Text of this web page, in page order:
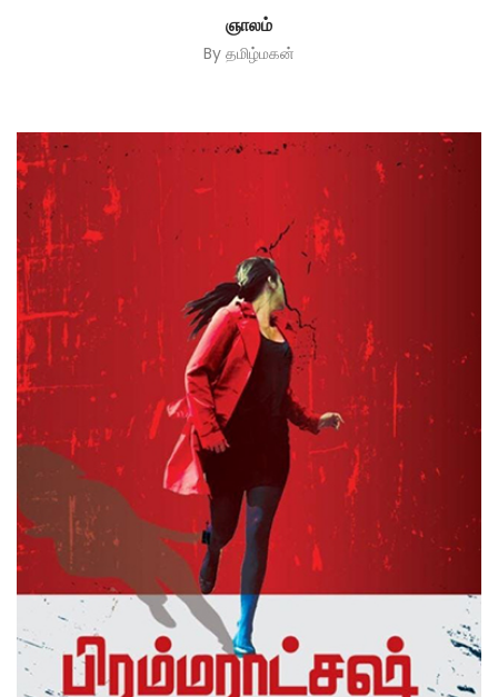
ஞாலம்
By தமிழ்மகன்